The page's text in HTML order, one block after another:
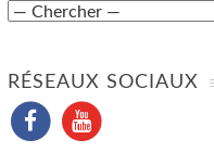
RÉSEAUX SOCIAUX